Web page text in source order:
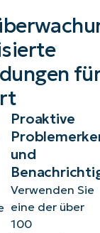
Proaktive
und
Verwenden Sie
eine der über
100